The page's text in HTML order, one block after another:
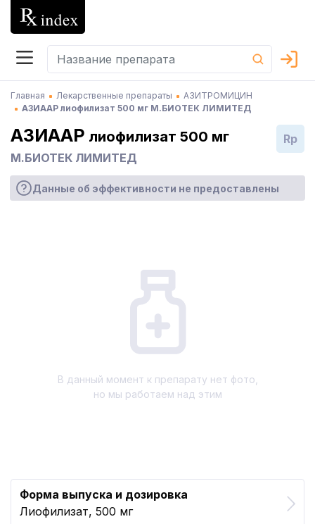
Главная Лекарственные препараты
АЗИТРОМИЦИН
АЗИААР лиофилизат 500 мг М.БИОТЕК ЛИМИТЕД
АЗИААР лиофилизат 500 мг
М.БИОТЕК ЛИМИТЕД
Rp
Данные об эффективности не предоставлены
В данный момент к препарату нет фото,
но мы работаем над этим
Форма выпуска и дозировка
Лиофилизат, 500 мг